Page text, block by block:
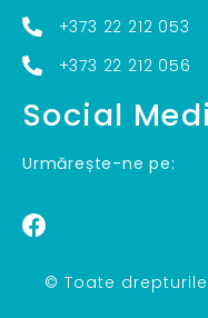
+373 22 212 053
+373 22 212 056
Social
Urmărește-ne pe:
© Toate